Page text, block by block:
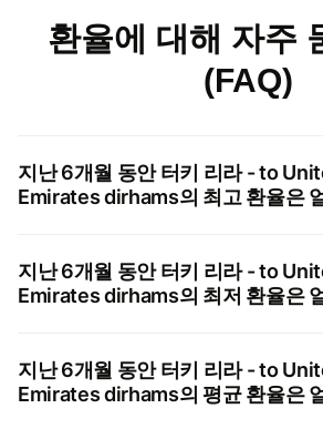
환율에 대해 자주
(FAQ)
지난 6개월 동안 터키 리라 - to
Emirates dirhams의 최고 환율은
지난 6개월 동안 터키 리라 - to
Emirates dirhams의 최저 환율은
지난 6개월 동안 터키 리라 - to
Emirates dirhams의 평균 환율은